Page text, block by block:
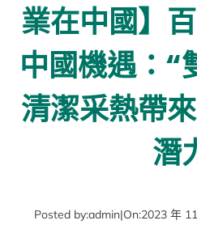
業在中國】
中國機遇：“
清潔采熱帶
潛
Posted by:admin|On:2023 年